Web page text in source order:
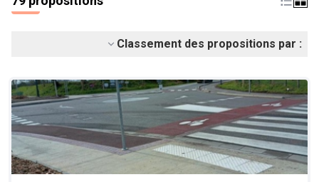
Classement des propositions par :